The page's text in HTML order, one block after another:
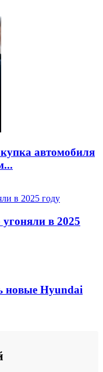
автомобиля
в 2025
новые Hyundai